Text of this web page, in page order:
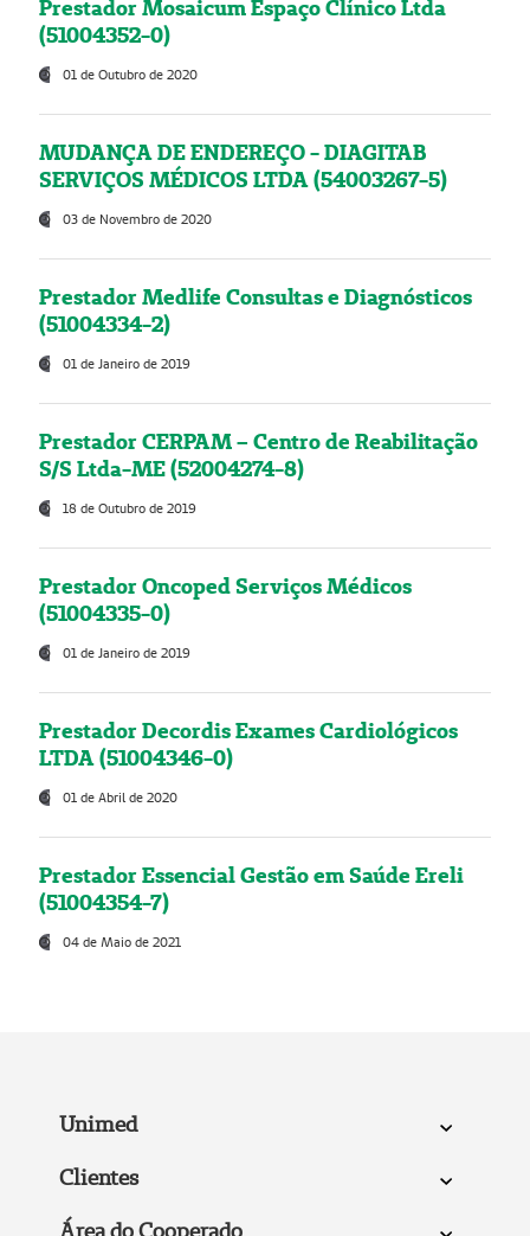
Prestador Mosaicum Espaço Clínico Ltda
(51004352-0)
01 de Outubro de 2020
MUDANÇA DE ENDEREÇO - DIAGITAB
SERVIÇOS MÉDICOS LTDA (54003267-5)
03 de Novembro de 2020
Prestador Medlife Consultas e Diagnósticos
(51004334-2)
01 de Janeiro de 2019
Prestador CERPAM – Centro de Reabilitação
S/S Ltda-ME (52004274-8)
18 de Outubro de 2019
Prestador Oncoped Serviços Médicos
(51004335-0)
01 de Janeiro de 2019
Prestador Decordis Exames Cardiológicos
LTDA (51004346-0)
01 de Abril de 2020
Prestador Essencial Gestão em Saúde Ereli
(51004354-7)
04 de Maio de 2021
Unimed
Clientes
Área do Cooperado